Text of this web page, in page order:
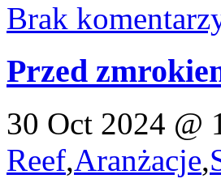
Brak
Przed
30 Oct 2024 @
Reef,Aranżacje,